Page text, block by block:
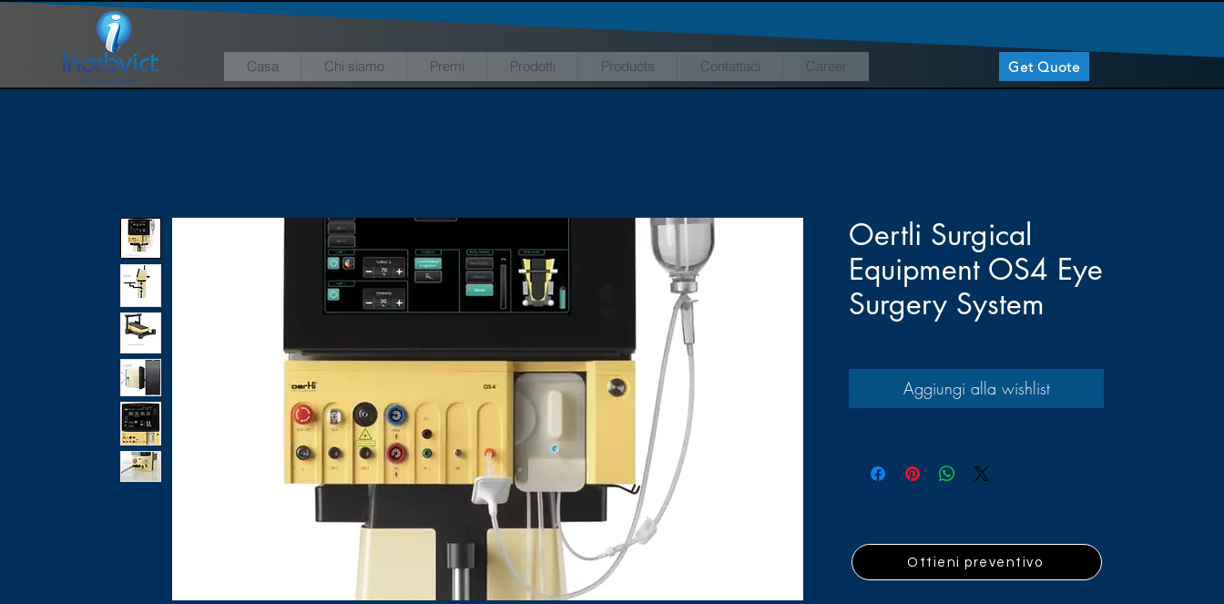
Casa Chi siamo Premi Prodotti Products Contattaci Career Get Quote
Oertli Surgical
Equipment OS4 Eye
Surgery System
Aggiungi alla wishlist
Ottieni preventivo